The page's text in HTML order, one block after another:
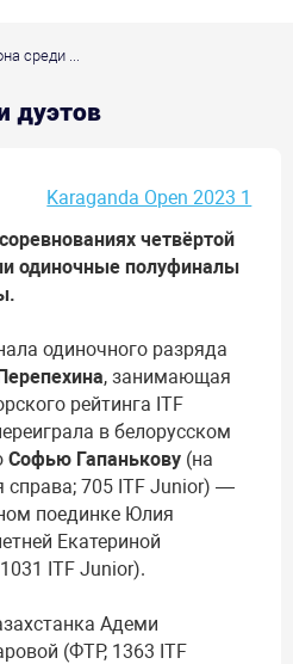
среди ...
дуэтов
Karaganda Open 2023 1
четвёртой
одиночные полуфиналы
одиночного разряда
, занимающая
рейтинга ITF
в белорусском
Софью Гапанькову (на
705 ITF Junior) —
поединке Юлия
Екатериной
ITF Junior).
Адеми
(ФТР, 1363 ITF